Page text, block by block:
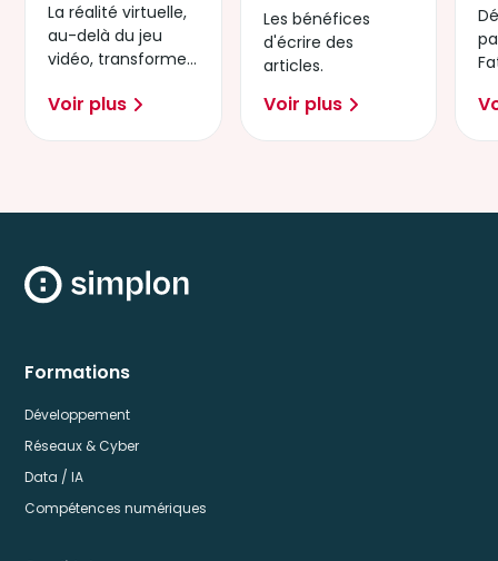
l’AR/VR ?
La réalité virtuelle,
au-delà du jeu
vidéo, transforme
secteurs et
Voir plus
Les bénéfices
d'écrire des
articles.
Voir plus
Formations
Développement
Réseaux & Cyber
Data / IA
Compétences numériques